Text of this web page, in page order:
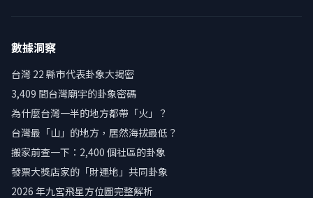
數據洞察
台灣 22 縣市代表卦象大揭密
3,409 間台灣廟宇的卦象密碼
為什麼台灣一半的地方都帶「火」？
台灣最「山」的地方，居然海拔最低？
搬家前查一下：2,400 個社區的卦象
發票大獎店家的「財運地」共同卦象
2026 年九宮飛星方位圖完整解析